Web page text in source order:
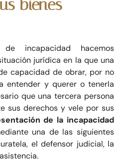
bienes
de incapacidad hacemos
jurídica en la que una
capacidad de obrar, por no
entender y querer o tenerla
que una tercera persona
sus derechos y vele por sus
de la incapacidad
una de las siguientes
el defensor judicial, la